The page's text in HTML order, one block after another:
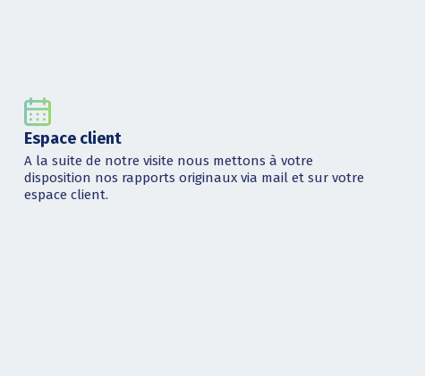
Espace client
A la suite de notre visite nous mettons à votre
disposition nos rapports originaux via mail et sur votre
espace client.